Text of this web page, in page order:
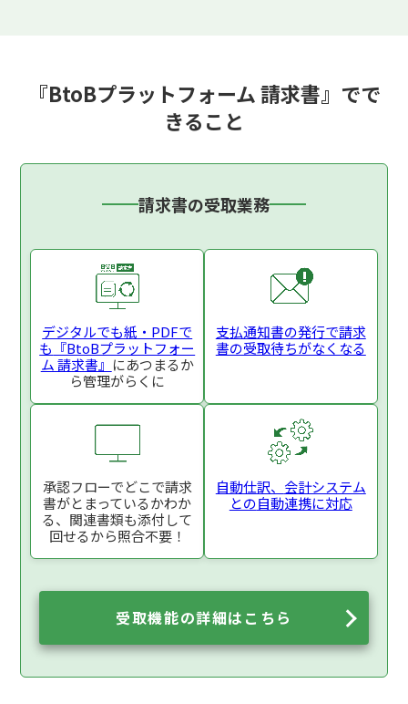
『BtoBプラットフォーム 請求書』でで
きること
請求書の受取業務
デジタルでも紙・PDFで
も 『BtoBプラットフォー
ム 請求書』 にあつまるか
ら管理がらくに
支払通知書の発行で請求
書の受取待ちがなくなる
承認フローでどこで請求
書がとまっているかわか
る、関連書類も添付して
回せるから照合不要！
自動仕訳、 会計システム
との自動連携に対応
受取機能の詳細はこちら